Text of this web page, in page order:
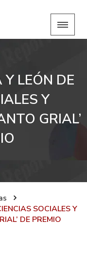
LEÓN DE
Y
GRIAL’
SOCIALES Y
DE PREMIO